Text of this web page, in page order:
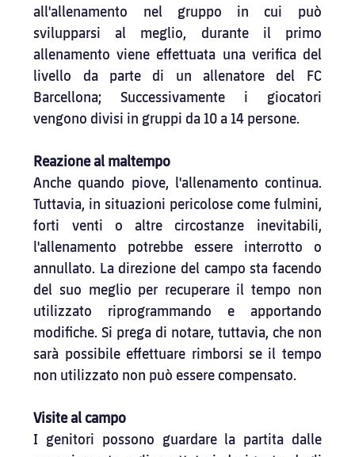
all'allenamento nel gruppo in cui può
svilupparsi al meglio, durante il primo
allenamento viene effettuata una verifica del
livello da parte di un allenatore del FC
Barcellona; Successivamente i giocatori
vengono divisi in gruppi da 10 a 14 persone.
Reazione al maltempo
Anche quando piove, l'allenamento continua.
Tuttavia, in situazioni pericolose come fulmini,
forti venti o altre circostanze inevitabili,
l'allenamento potrebbe essere interrotto o
annullato. La direzione del campo sta facendo
del suo meglio per recuperare il tempo non
utilizzato riprogrammando e apportando
modifiche. Si prega di notare, tuttavia, che non
sarà possibile effettuare rimborsi se il tempo
non utilizzato non può essere compensato.
Visite al campo
I genitori possono guardare la partita dalle